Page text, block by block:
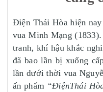
Điện Thái Hòa hiện
vua Minh Mạng
tranh, khí hậu khắc
đã bao lần bị xuống
lần dưới thời vua
ấn phẩm “ĐiệnThái